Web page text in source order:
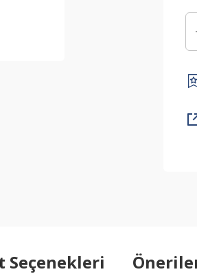
Seçenekleri